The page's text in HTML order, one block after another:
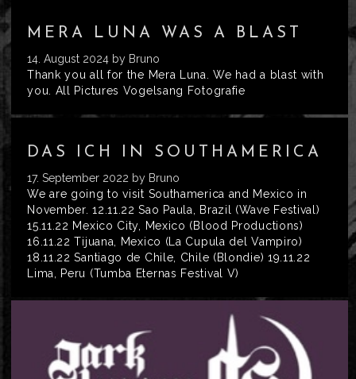
MERA LUNA WAS A BLAST
14. August 2024 by Bruno
Thank you all for the Mera Luna. We had a blast with
you. All Pictures Vogelsang Fotografie
DAS ICH IN SOUTHAMERICA
17. September 2022 by Bruno
We are going to visit Southamerica and Mexico in
November. 12.11.22 Sao Paula, Brazil (Wave Festival)
15.11.22 Mexico City, Mexico (Blood Productions)
16.11.22 Tijuana, Mexico (La Cupula del Vampiro)
18.11.22 Santiago de Chile, Chile (Blondie) 19.11.22
Lima, Peru (Tumba Eternas Festival V)